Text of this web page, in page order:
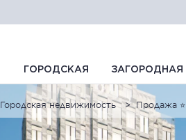
ГОРОДСКАЯ ЗАГОРОДНАЯ
Городская недвижимость Продажа ⭐